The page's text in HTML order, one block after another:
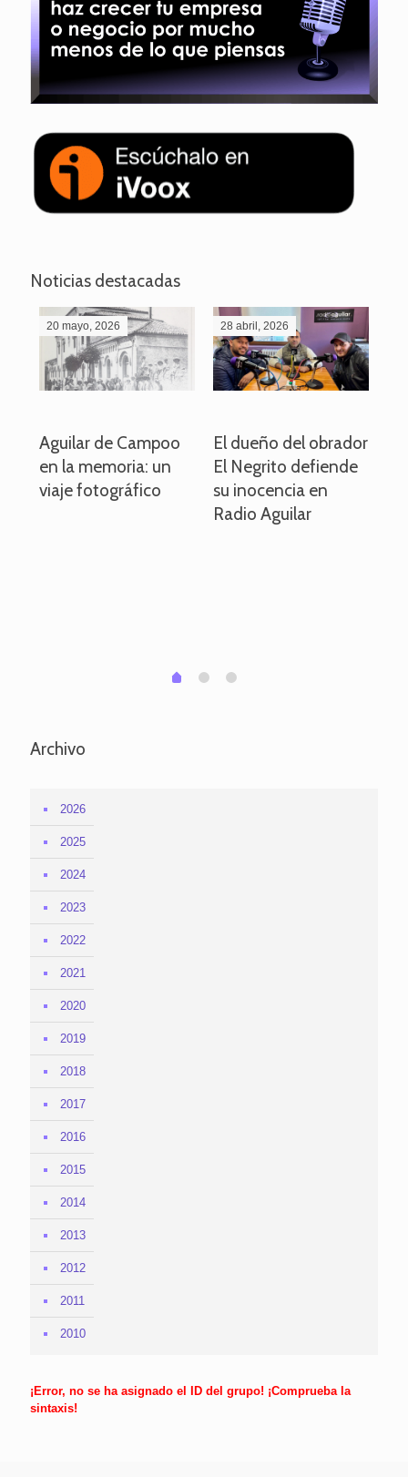
Noticias destacadas
20 mayo, 2026
Aguilar de Campoo
en la memoria: un
viaje fotográfico
28 abril, 2026
El dueño del obrador
El Negrito defiende
su inocencia en
Radio Aguilar
0 1 2
Archivo
2026
2025
2024
2023
2022
2021
2020
2019
2018
2017
2016
2015
2014
2013
2012
2011
2010
¡Error, no se ha asignado el ID del grupo! ¡Comprueba la
sintaxis!